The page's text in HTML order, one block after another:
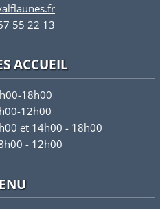
55 22 13
ACCUEIL
18h00
12h00
et 14h00 - 18h00
- 12h00